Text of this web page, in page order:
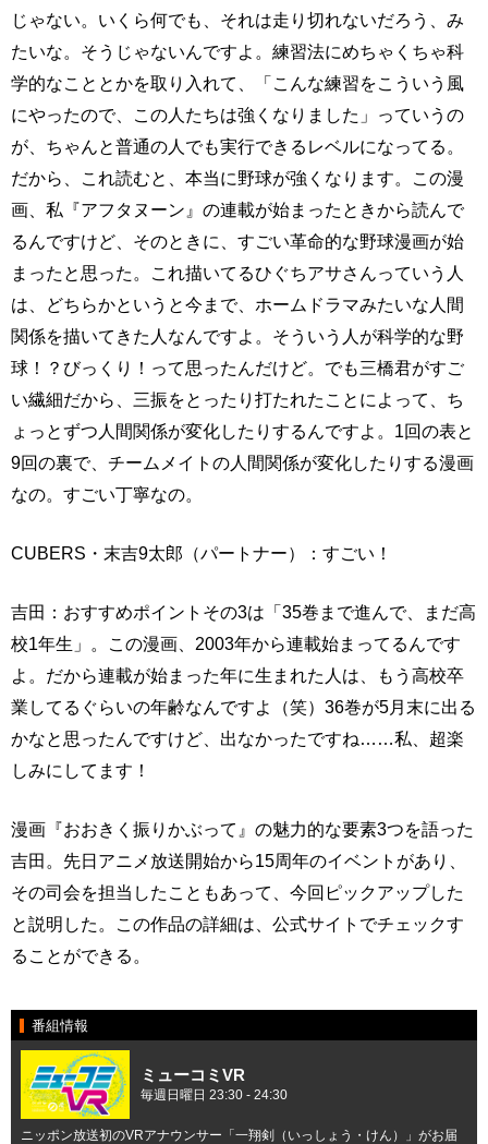
じゃない。いくら何でも、それは走り切れないだろう、み
たいな。そうじゃないんですよ。練習法にめちゃくちゃ科
学的なこととかを取り入れて、「こんな練習をこういう風
にやったので、この人たちは強くなりました」っていうの
が、ちゃんと普通の人でも実行できるレベルになってる。
だから、これ読むと、本当に野球が強くなります。この漫
画、私『アフタヌーン』の連載が始まったときから読んで
るんですけど、そのときに、すごい革命的な野球漫画が始
まったと思った。これ描いてるひぐちアサさんっていう人
は、どちらかというと今まで、ホームドラマみたいな人間
関係を描いてきた人なんですよ。そういう人が科学的な野
球！？びっくり！って思ったんだけど。でも三橋君がすご
い繊細だから、三振をとったり打たれたことによって、ち
ょっとずつ人間関係が変化したりするんですよ。1回の表と
9回の裏で、チームメイトの人間関係が変化したりする漫画
なの。すごい丁寧なの。
CUBERS・末吉9太郎（パートナー）：すごい！
吉田：おすすめポイントその3は「35巻まで進んで、まだ高
校1年生」。この漫画、2003年から連載始まってるんです
よ。だから連載が始まった年に生まれた人は、もう高校卒
業してるぐらいの年齢なんですよ（笑）36巻が5月末に出る
かなと思ったんですけど、出なかったですね……私、超楽
しみにしてます！
漫画『おおきく振りかぶって』の魅力的な要素3つを語った
吉田。先日アニメ放送開始から15周年のイベントがあり、
その司会を担当したこともあって、今回ピックアップした
と説明した。この作品の詳細は、公式サイトでチェックす
ることができる。
番組情報
ミューコミVR
毎週日曜日 23:30 - 24:30
ニッポン放送初のVRアナウンサー「一翔剣（いっしょう・けん）」がお届